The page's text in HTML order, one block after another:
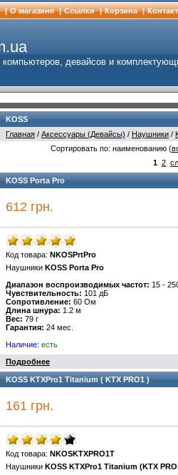
| О магазине | Cсылки | Корзина |
компьютеров, девайсов и
KOSS
Главная / Аксессуары (Девайсы) / Наушники /
Сортировать по: наименованию (
1 2
KOSS Porta Pro
612 грн.
Код товара: NKOSPrtPro
Наушники KOSS Porta Pro
Диапазон воспроизводимых частот: 15 -
Чувствительность: 101 дБ
Сопротивление: 60 Ом
Длина шнура: 1.2 м
Вес: 79 г
Гарантия: 24 мес.
Наличие: есть
Подробнее
KOSS KTXPro1 Titanium ( KTX PRO1 )
161 грн.
Код товара: NKOSKTXPRO1T
Наушники KOSS KTXPro1 Titanium (KTX